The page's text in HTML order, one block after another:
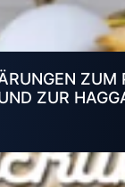
ZUM
ZUR